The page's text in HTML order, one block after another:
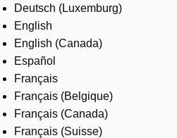
Contact us
Careers
Deutsch (Luxemburg)
English
English (Canada)
Español
Français
Français (Belgique)
Français (Canada)
Français (Suisse)